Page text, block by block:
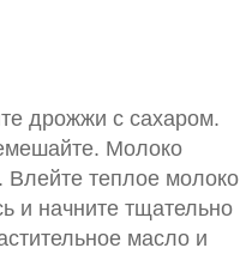
дрожжи с сахаром.
Молоко
Влейте теплое молоко
и начните тщательно
масло и